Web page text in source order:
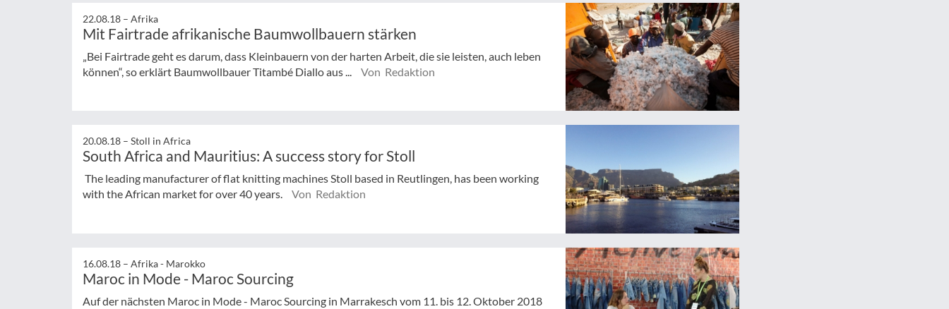
22.08.18 – Afrika
Mit Fairtrade afrikanische Baumwollbauern stärken
„Bei Fairtrade geht es darum, dass Kleinbauern von der harten Arbeit, die sie leisten, auch leben
können“, so erklärt Baumwollbauer Titambé Diallo aus ...
Von Redaktion
20.08.18 – Stoll in Africa
South Africa and Mauritius: A success story for Stoll
The leading manufacturer of flat knitting machines Stoll based in Reutlingen, has been working
with the African market for over 40 years.
Von Redaktion
16.08.18 – Afrika - Marokko
Maroc in Mode - Maroc Sourcing
Auf der nächsten Maroc in Mode - Maroc Sourcing in Marrakesch vom 11. bis 12. Oktober 2018